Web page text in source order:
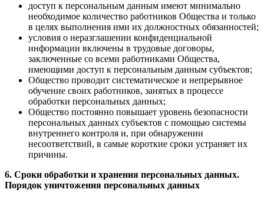
доступ к персональным данным имеют минимально
необходимое количество работников Общества и только
в целях выполнения ими их должностных обязанностей;
условия о неразглашении конфиденциальной
информации включены в трудовые договоры,
заключенные со всеми работниками Общества,
имеющими доступ к персональным данным субъектов;
Общество проводит систематическое и непрерывное
обучение своих работников, занятых в процессе
обработки персональных данных;
Общество постоянно повышает уровень безопасности
персональных данных субъектов с помощью системы
внутреннего контроля и, при обнаружении
несоответствий, в самые короткие сроки устраняет их
причины.
6. Сроки обработки и хранения персональных данных.
Порядок уничтожения персональных данных